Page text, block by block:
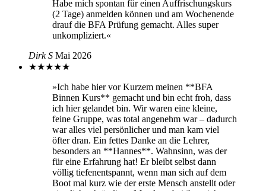
Habe mich spontan für einen Auffrischungskurs
(2 Tage) anmelden können und am Wochenende
drauf die BFA Prüfung gemacht. Alles super
unkompliziert.«
Dirk S Mai 2026
★★★★★
»Ich habe hier vor Kurzem meinen **BFA
Binnen Kurs** gemacht und bin echt froh, dass
ich hier gelandet bin. Wir waren eine kleine,
feine Gruppe, was total angenehm war – dadurch
war alles viel persönlicher und man kam viel
öfter dran. Ein fettes Danke an die Lehrer,
besonders an **Hannes**. Wahnsinn, was der
für eine Erfahrung hat! Er bleibt selbst dann
völlig tiefenentspannt, wenn man sich auf dem
Boot mal kurz wie der erste Mensch anstellt oder